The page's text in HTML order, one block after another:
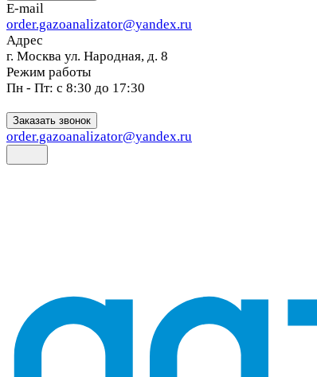
E-mail
order.gazoanalizator@yandex.ru
Адрес
г. Москва ул. Народная, д. 8
Режим работы
Пн - Пт: с 8:30 до 17:30
Заказать звонок
order.gazoanalizator@yandex.ru